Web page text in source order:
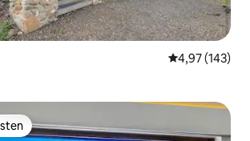
Gemiddelde
4,97 (143)